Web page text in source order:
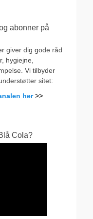
abonner på
giver dig gode råd
hygiejne,
Vi tilbyder
sitet:
her>>
Cola?